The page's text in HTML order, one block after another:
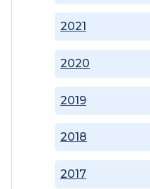
2017
2018
2019
2020
2021